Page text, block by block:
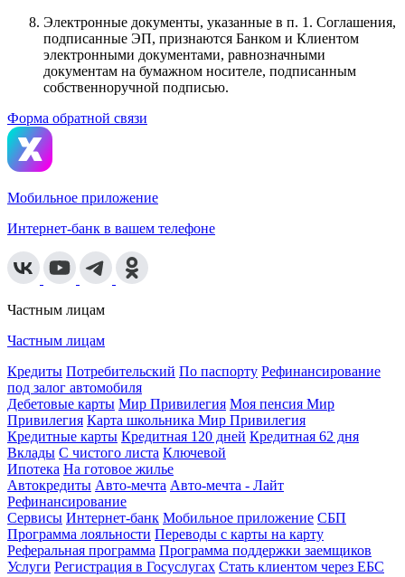
Электронные документы, указанные в п. 1. Соглашения,
подписанные ЭП, признаются Банком и Клиентом
электронными документами, равнозначными
документам на бумажном носителе, подписанным
собственноручной подписью.
Форма обратной связи
Мобильное приложение
Интернет-банк в вашем телефоне
Частным лицам
Частным лицам
Кредиты Потребительский По паспорту Рефинансирование
под залог автомобиля
Дебетовые карты Мир Привилегия Моя пенсия Мир
Привилегия Карта школьника Мир Привилегия
Кредитные карты Кредитная 120 дней Кредитная 62 дня
Вклады С чистого листа Ключевой
Ипотека На готовое жилье
Автокредиты Авто-мечта Авто-мечта - Лайт
Рефинансирование
Сервисы Интернет-банк Мобильное приложение СБП
Программа лояльности Переводы с карты на карту
Реферальная программа Программа поддержки заемщиков
Услуги Регистрация в Госуслугах Стать клиентом через ЕБС